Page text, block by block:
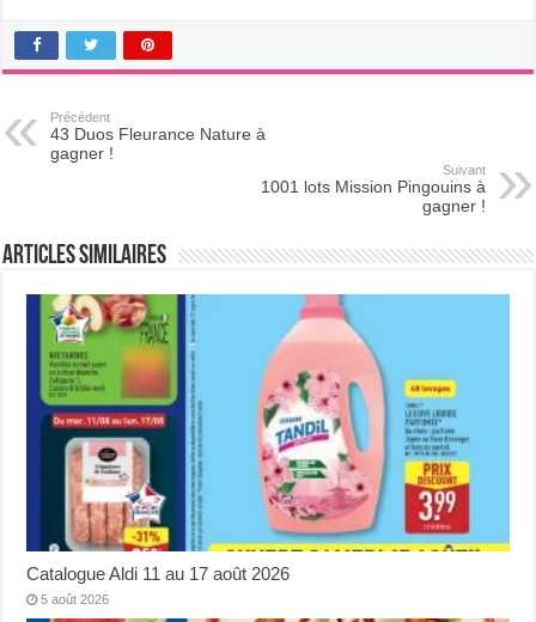
Précédent
43 Duos Fleurance Nature à
gagner !
Suivant
1001 lots Mission Pingouins à
gagner !
Articles Similaires
Catalogue Aldi 11 au 17 août 2026
5 août 2026